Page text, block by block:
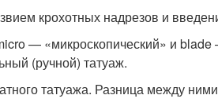
крохотных надрезов и
— «микроскопический» и
(ручной) татуаж.
татуажа. Разница между